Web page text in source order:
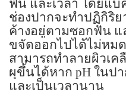
ฟัน และเวลา โดยแ
ช่องปากจะทำปฏิกิริย
ค้างอยู่ตามซอกฟัน แ
ขจัดออกไปได้ไม่หมด
สามารถทำลายผิวเ
ผุขึ้นได้หาก pH ในป
และเป็นเวลานาน